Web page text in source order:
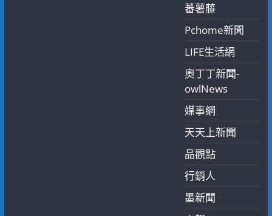
蕃薯藤
Pchome新聞
LIFE生活網
奧丁丁新聞-
owlNews
媒事網
天天上新聞
品觀點
行銷人
墨新聞